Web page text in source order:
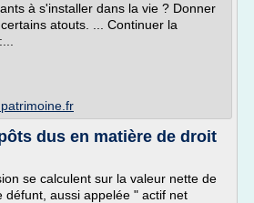
à s'installer dans la vie ? Donner
atouts. ... Continuer la
dus en matière de droit
se calculent sur la valeur nette de
défunt, aussi appelée " actif net